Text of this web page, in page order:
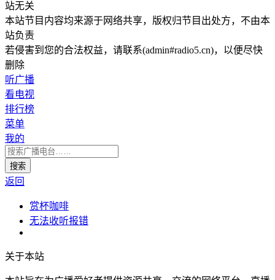
站无关
本站节目内容均来源于网络共享，版权归节目出处方，不由本
站负责
若侵害到您的合法权益，请联系(admin#radio5.cn)，以便尽快
删除
听广播
看电视
排行榜
菜单
我的
返回
赏杯咖啡
无法收听报错
关于本站